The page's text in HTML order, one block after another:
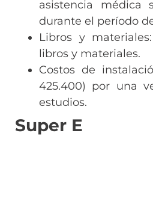
asistencia médica
durante el período
Libros y
libros y materiales.
Costos de
425.400) por una
estudios.
Super E